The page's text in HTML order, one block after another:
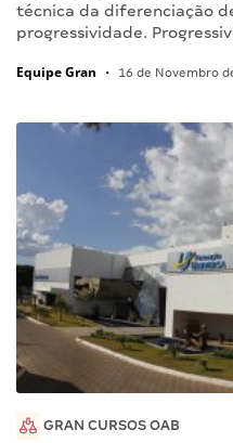
técnica da diferenciação
progressividade.
Equipe Gran • 16 de Novembro
GRAN CURSOS OAB